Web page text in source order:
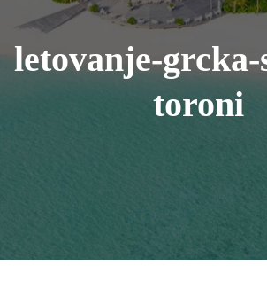
letovanje-
toroni